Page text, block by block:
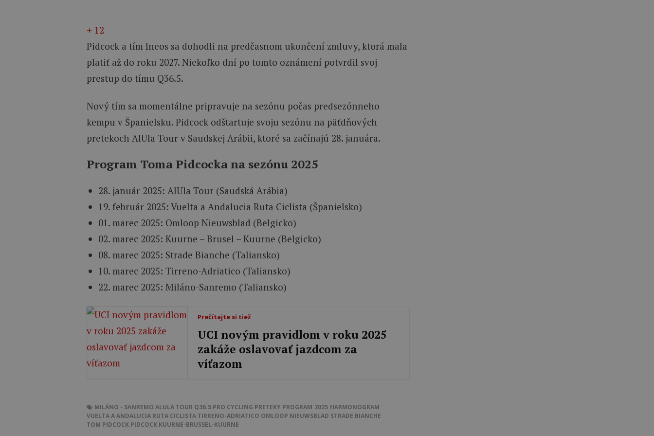
+ 12
Pidcock a tím Ineos sa dohodli na predčasnom ukončení zmluvy, ktorá mala
platiť až do roku 2027. Niekoľko dní po tomto oznámení potvrdil svoj
prestup do tímu Q36.5.
Nový tím sa momentálne pripravuje na sezónu počas predsezónneho
kempu v Španielsku. Pidcock odštartuje svoju sezónu na päťdňových
pretekoch AlUla Tour v Saudskej Arábii, ktoré sa začínajú 28. januára.
Program Toma Pidcocka na sezónu 2025
28. január 2025: AlUla Tour (Saudská Arábia)
19. február 2025: Vuelta a Andalucia Ruta Ciclista (Španielsko)
01. marec 2025: Omloop Nieuwsblad (Belgicko)
02. marec 2025: Kuurne – Brusel – Kuurne (Belgicko)
08. marec 2025: Strade Bianche (Taliansko)
10. marec 2025: Tirreno-Adriatico (Taliansko)
22. marec 2025: Miláno-Sanremo (Taliansko)
Prečítajte si tiež
UCI novým pravidlom v roku 2025
zakáže oslavovať jazdcom za
víťazom
MILÁNO - SANREMO ALULA TOUR Q36.5 PRO CYCLING PRETEKY PROGRAM 2025 HARMONOGRAM
VUELTA A ANDALUCIA RUTA CICLISTA TIRRENO-ADRIATICO OMLOOP NIEUWSBLAD STRADE BIANCHE
TOM PIDCOCK PIDCOCK KUURNE-BRUSSEL-KUURNE